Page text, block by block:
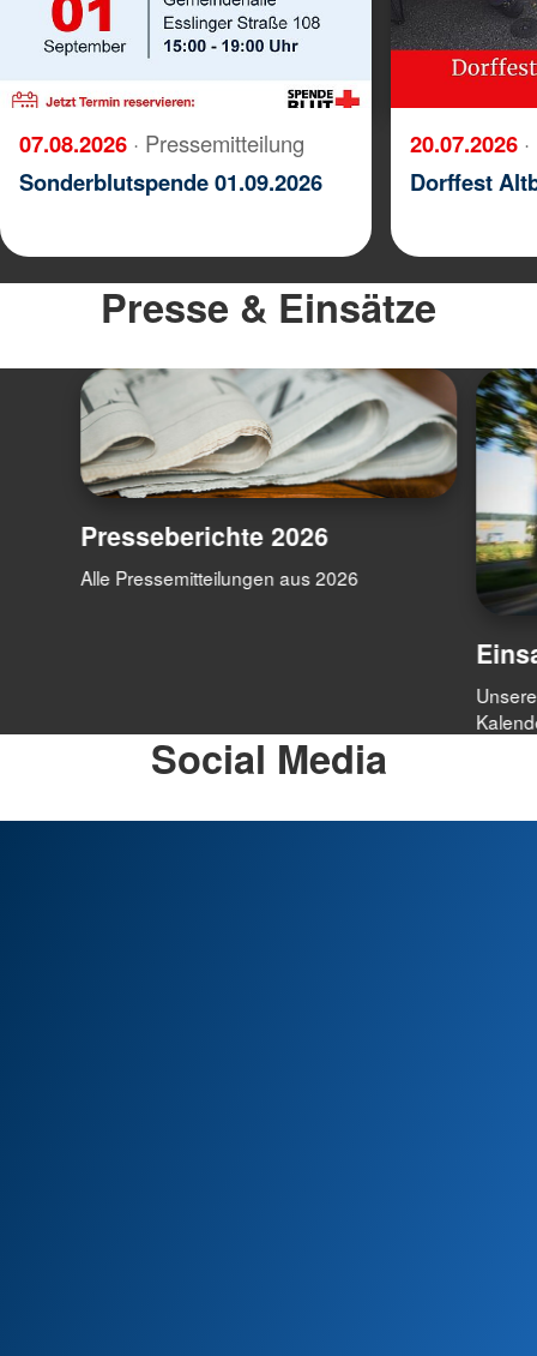
07.08.2026 · Pressemitteilung
Sonderblutspende 01.09.2026
20.07.2026
Dorffest
Presse & Einsätze
Presseberichte 2026
Alle Pressemitteilungen aus 2026
Social Media